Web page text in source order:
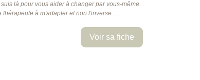
là pour vous aider à changer par vous-même.
à m'adapter et non l'inverse. ...
Voir sa fiche